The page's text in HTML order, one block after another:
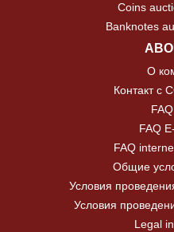
Coins
Banknotes
О
Контакт с
FAQ
FAQ
Общие
Условия
Условия
Legal